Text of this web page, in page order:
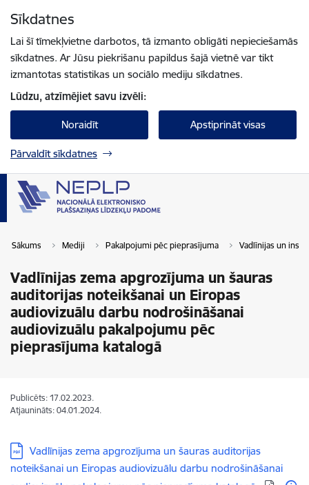
Sīkdatnes
Lai šī tīmekļvietne darbotos, tā izmanto obligāti nepieciešamās
sīkdatnes. Ar Jūsu piekrišanu papildus šajā vietnē var tikt
izmantotas statistikas un sociālo mediju sīkdatnes.
Lūdzu, atzīmējiet savu izvēli:
Noraidīt Apstiprināt visas
Pārvaldīt sīkdatnes
Sākums Mediji Pakalpojumi pēc pieprasījuma Vadlīnijas un
Vadlīnijas zema apgrozījuma un šauras
auditorijas noteikšanai un Eiropas
audiovizuālu darbu nodrošināšanai
audiovizuālu pakalpojumu pēc
pieprasījuma katalogā
Publicēts: 17.02.2023.
Atjaunināts: 04.01.2024.
Lejupielādēt:
Vadlīnijas zema apgrozījuma un šauras auditorijas
noteikšanai un Eiropas audiovizuālu darbu nodrošināšanai